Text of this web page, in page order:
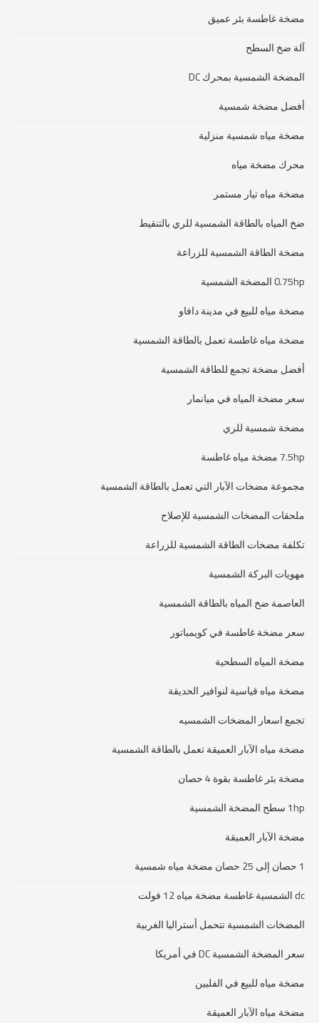
مضخة غاطسة بئر عميق
آلة ضخ السطح
المضخة الشمسية بمحرك DC
أفضل مضخة شمسية
مضخة مياه شمسية منزلية
محرك مضخة مياه
مضخة مياه تيار مستمر
ضخ المياه بالطاقة الشمسية للري بالتنقيط
مضخة الطاقة الشمسية للزراعة
0.75hp المضخة الشمسية
مضخة مياه للبيع في مدينة دافاو
مضخة مياه غاطسة تعمل بالطاقة الشمسية
أفضل مضخة تجمع للطاقة الشمسية
سعر مضخة المياه في ميانمار
مضخة شمسية للري
7.5hp مضخة مياه غاطسة
مجموعة مضخات الآبار التي تعمل بالطاقة الشمسية
ملحقات المضخات الشمسية للإصلاح
تكلفة مضخات الطاقة الشمسية للزراعة
مهويات البركة الشمسية
العاصمة ضخ المياه بالطاقة الشمسية
سعر مضخة غاطسة في كويمباتور
مضخة المياه السطحية
مضخة مياه قياسية لنوافير الحديقة
تجمع اسعار المضخات الشمسيه
مضخة مياه الآبار العميقة تعمل بالطاقة الشمسية
مضخة بئر غاطسة بقوة 4 حصان
1hp سطح المضخة الشمسية
مضخة الآبار العميقة
1 حصان إلى 25 حصان مضخة مياه شمسية
dc الشمسية غاطسة مضخة مياه 12 فولت
المضخات الشمسية تتحمل أستراليا الغربية
سعر المضخة الشمسية DC في أمريكا
مضخة مياه للبيع في الفلبين
مضخة مياه الآبار العميقة